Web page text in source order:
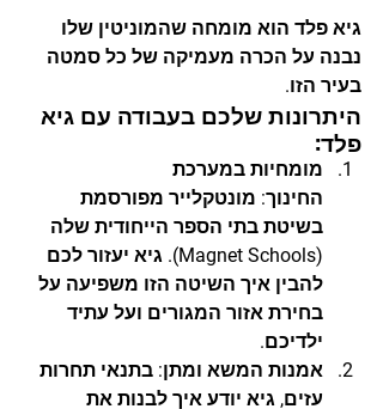
גיא פלד הוא מומחה שהמוניטין שלו
נבנה על הכרה מעמיקה של כל סמטה
בעיר הזו.
היתרונות שלכם בעבודה עם גיא
פלד:
מומחיות במערכת
החינוך: מונטקלייר מפורסמת
בשיטת בתי הספר הייחודית שלה
(Magnet Schools). גיא יעזור לכם
להבין איך השיטה הזו משפיעה על
בחירת אזור המגורים ועל עתיד
ילדיכם.
אמנות המשא ומתן: בתנאי תחרות
עזים, גיא יודע איך לבנות את